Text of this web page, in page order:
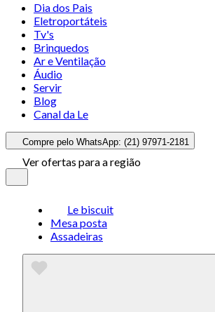
Dia dos Pais
Eletroportáteis
Tv's
Brinquedos
Ar e Ventilação
Áudio
Servir
Blog
Canal da Le
Compre pelo WhatsApp: (21) 97971-2181
Ver ofertas para a região
Le biscuit
Mesa posta
Assadeiras